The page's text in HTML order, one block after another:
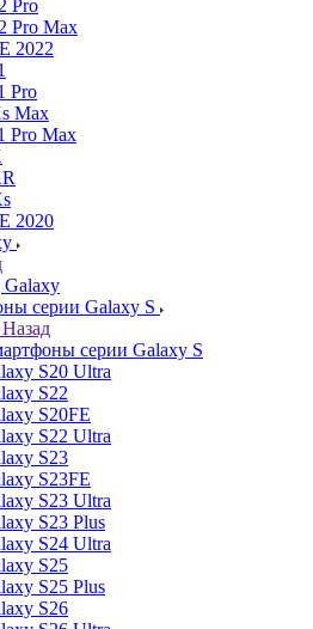
Pro
Pro Max
2022
Pro
Max
Pro Max
2020
Galaxy
серии Galaxy S
Назад
серии Galaxy S
S20 Ultra
S22
S20FE
S22 Ultra
S23
S23FE
S23 Ultra
S23 Plus
S24 Ultra
S25
S25 Plus
S26